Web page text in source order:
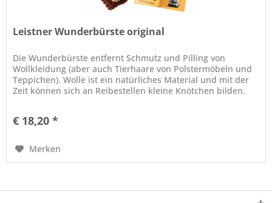
Leistner Wunderbürste original
Die Wunderbürste entfernt Schmutz und Pilling von
Wollkleidung (aber auch Tierhaare von Polstermöbeln und
Teppichen). Wolle ist ein natürliches Material und mit der
Zeit können sich an Reibestellen kleine Knötchen bilden.
€ 18,20 *
Merken